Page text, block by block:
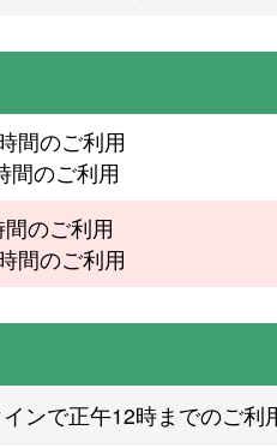
間のご利用
間のご利用
のご利用
間のご利用
ンで正午12時までのご利